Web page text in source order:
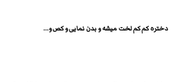
دختره کم کم لخت میشه و بدن نمایی و کص و...